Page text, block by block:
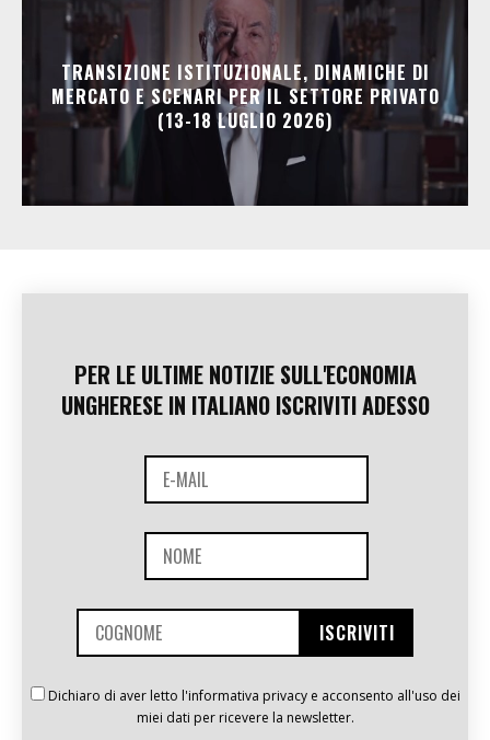
TRANSIZIONE ISTITUZIONALE, DINAMICHE DI
MERCATO E SCENARI PER IL SETTORE PRIVATO
(13-18 LUGLIO 2026)
PER LE ULTIME NOTIZIE SULL'ECONOMIA
UNGHERESE IN ITALIANO ISCRIVITI ADESSO
Dichiaro di aver letto l'informativa privacy e acconsento all'uso dei
miei dati per ricevere la newsletter.